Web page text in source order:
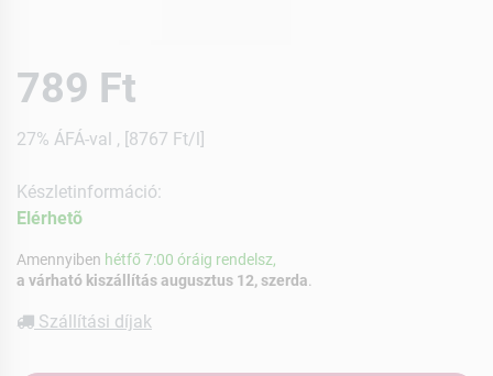
789 Ft
27% ÁFÁ-val , [8767 Ft/l]
Készletinformáció:
Elérhetõ
Amennyiben hétfő 7:00 óráig rendelsz,
a várható kiszállítás augusztus 12, szerda
Szállítási díjak